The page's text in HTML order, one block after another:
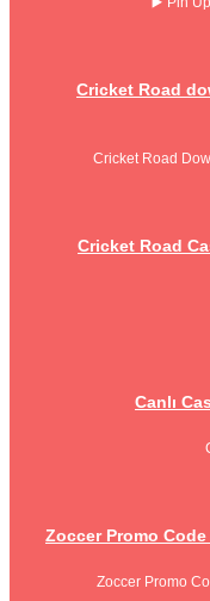
Cricket Road
Cricket Road
Cricket Road
Canlı
Zoccer Promo
Zoccer Promo